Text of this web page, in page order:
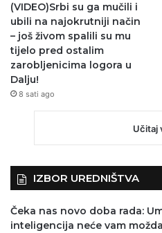
(VIDEO)Srbi su ga mučili i
ubili na najokrutniji način
– još živom spalili su mu
tijelo pred ostalim
zarobljenicima logora u
Dalju!
8 sati ago
Učitaj
IZBOR UREDNIŠTVA
Čeka nas novo doba rada:
inteligencija neće vam